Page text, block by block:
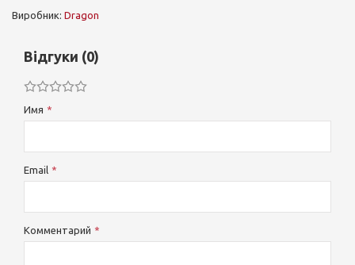
Виробник: Dragon
Відгуки (0)
Имя
Email
Комментарий